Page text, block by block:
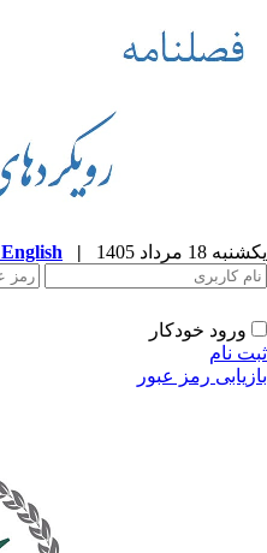
یکشنبه 18 مرداد 1405 |
English
ورود خودکار
ثبت نام
بازیابی رمز عبور